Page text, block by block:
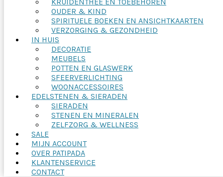
OUDER & KIND
SPIRITUELE BOEKEN EN ANSICHTKAARTEN
VERZORGING & GEZONDHEID
IN HUIS
DECORATIE
MEUBELS
POTTEN EN GLASWERK
SFEERVERLICHTING
WOONACCESSOIRES
EDELSTENEN & SIERADEN
SIERADEN
STENEN EN MINERALEN
ZELFZORG & WELLNESS
SALE
MIJN ACCOUNT
OVER PATIPADA
KLANTENSERVICE
CONTACT